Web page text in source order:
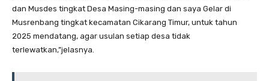
dan Musdes tingkat Desa Masing-masing dan saya Gelar di
Musrenbang tingkat kecamatan Cikarang Timur, untuk tahun
2025 mendatang, agar usulan setiap desa tidak
terlewatkan,”jelasnya.